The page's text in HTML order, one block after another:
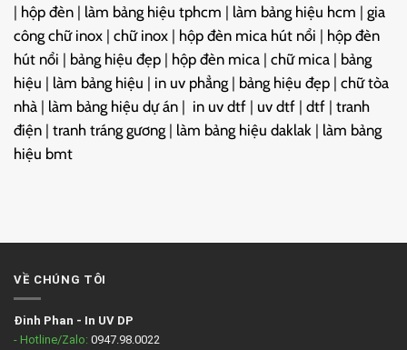
| hộp đèn | làm bảng hiệu tphcm | làm bảng hiệu hcm | gia
công chữ inox | chữ inox | hộp đèn mica hút nổi | hộp đèn
hút nổi | bảng hiệu đẹp | hộp đèn mica | chữ mica | bảng
hiệu | làm bảng hiệu | in uv phẳng | bảng hiệu đẹp | chữ tòa
nhà | làm bảng hiệu dự án | in uv dtf | uv dtf | dtf | tranh
điện | tranh tráng gương | làm bảng hiệu daklak | làm bảng
hiệu bmt
VỀ CHÚNG TÔI
Đinh Phan - In UV DP
- Hotline/Zalo: 0947.98.0022